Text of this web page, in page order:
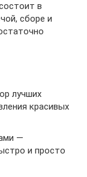
в
сборе и
лучших
красивых
—
и просто